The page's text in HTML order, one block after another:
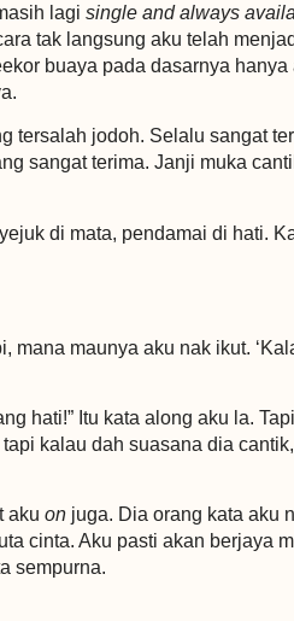
lagi single and always
tak langsung aku telah
buaya pada dasarnya
tersalah jodoh. Selalu sangat
sangat terima. Janji muka
di mata, pendamai di hati.
mana maunya aku nak ikut.
hati!” Itu kata along aku la.
kalau dah suasana dia
aku on juga. Dia orang kata aku
cinta. Aku pasti akan berjaya
sempurna.